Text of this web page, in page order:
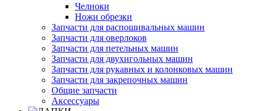
Челноки
Ножи обрезки
Запчасти для распошивальных машин
Запчасти для оверлоков
Запчасти для петельных машин
Запчасти для двухигольных машин
Запчасти для рукавных и колонковых машин
Запчасти для закрепочных машин
Общие запчасти
Аксессуары